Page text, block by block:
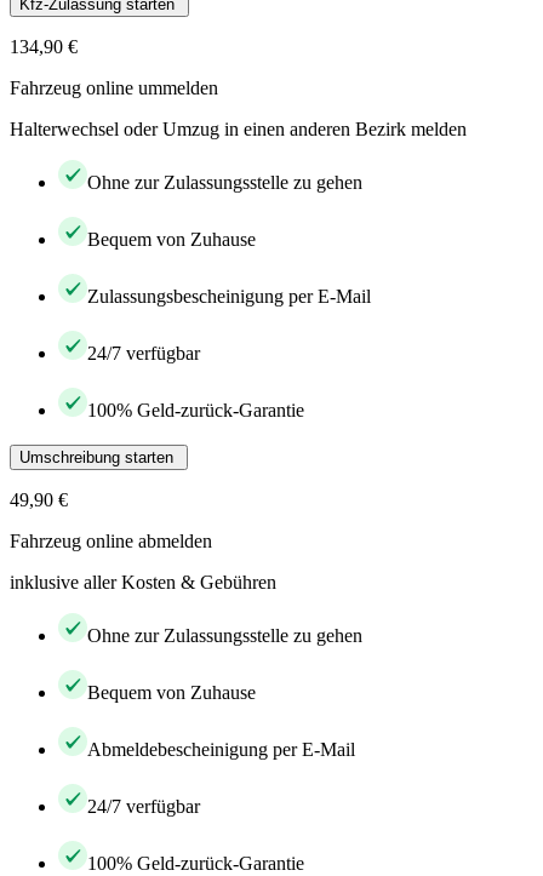
Kfz-Zulassung starten
134,90 €
Fahrzeug online ummelden
Halterwechsel oder Umzug in einen anderen Bezirk melden
Ohne zur Zulassungsstelle zu gehen
Bequem von Zuhause
Zulassungsbescheinigung per E-Mail
24/7 verfügbar
100% Geld-zurück-Garantie
Umschreibung starten
49,90 €
Fahrzeug online abmelden
inklusive aller Kosten & Gebühren
Ohne zur Zulassungsstelle zu gehen
Bequem von Zuhause
Abmeldebescheinigung per E-Mail
24/7 verfügbar
100% Geld-zurück-Garantie